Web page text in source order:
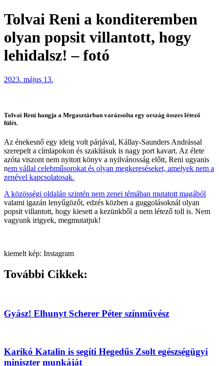
Tolvai Reni a konditeremben
olyan popsit villantott, hogy
lehidalsz! – fotó
2023. május 13.
Tolvai Reni hangja a Megasztárban varázsolta egy ország összes létező
fülét.
Az énekesnő egy ideig volt párjával, Kállay-Saunders Andrással
szerepelt a címlapokon és szakításuk is nagy port kavart. Az élete
azóta viszont nem nyitott könyv a nyilvánosság előtt, Reni ugyanis
nem vállal celebműsorokat és olyan megkereséseket, amelyek nem a
zenével kapcsolatosak.
A közösségi oldalán szintén nem zenei témában mutatott magából
valami igazán lenyűgözőt, edzés közben a guggolásoknál olyan
popsit villantott, hogy kiesett a kezünkből a nem létező toll is. Nem
vagyunk irigyek, megmutatjuk!
kiemelt kép: Instagram
További Cikkek:
Gyász! Elhunyt Scherer Péter színművész
Karikó Katalin is segíti Hegedűs Zsolt egészségügyi
miniszter munkáját